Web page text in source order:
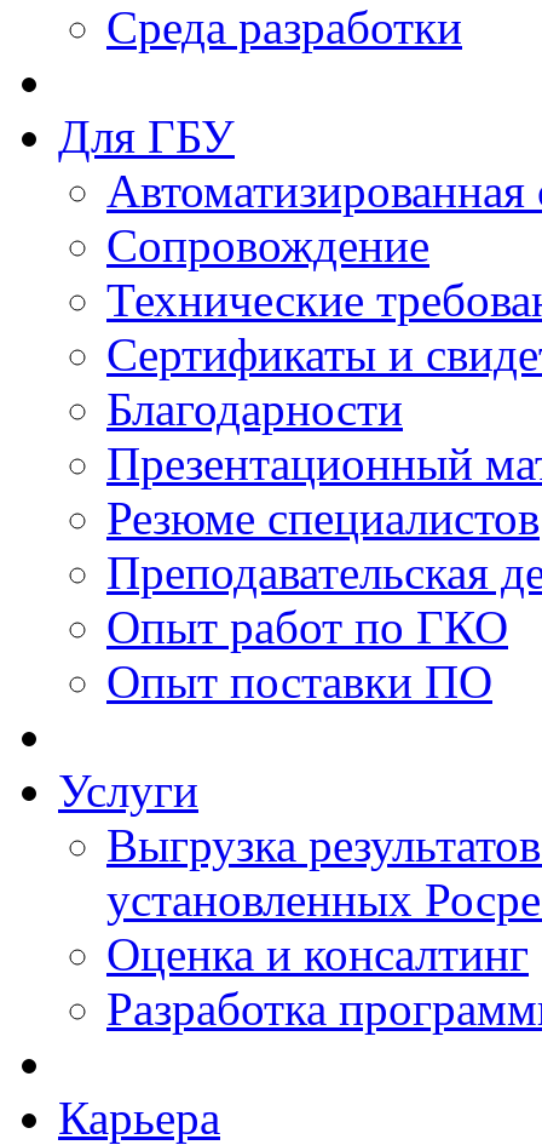
Среда разработки
Для ГБУ
Сопровождение
Технические
Сертификаты и
Благодарности
Презентационный
Резюме специалистов
Преподавательская
Опыт работ по ГКО
Опыт поставки ПО
Услуги
Выгрузка
установленных
Оценка и консалтинг
Разработка
Карьера